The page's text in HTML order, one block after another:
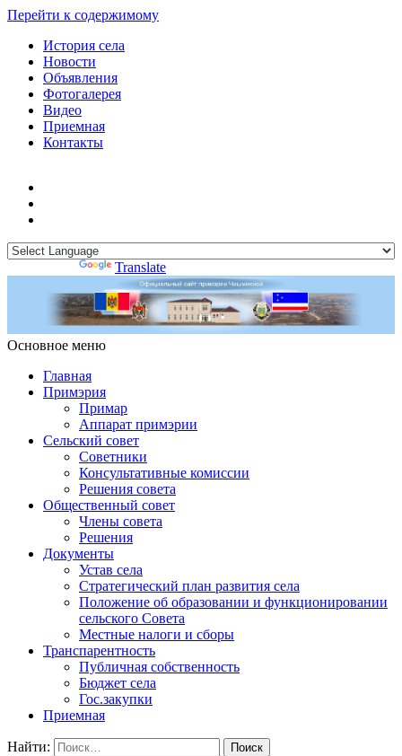
Перейти к содержимому
История села
Новости
Объявления
Фотогалерея
Видео
Приемная
Контакты
Translate
Основное меню
Примэрия Чишмикиой
Главная
Примэрия
Примар
Аппарат примэрии
Сельский совет
Советники
Консультативные комиссии
Решения совета
Общественный совет
Члены совета
Решения
Документы
Устав села
Стратегический план развития села
Положение об образовании и функционировании
сельского Совета
Местные налоги и сборы
Транспарентность
Публичная собственность
Бюджет села
Гос.закупки
Приемная
Найти: